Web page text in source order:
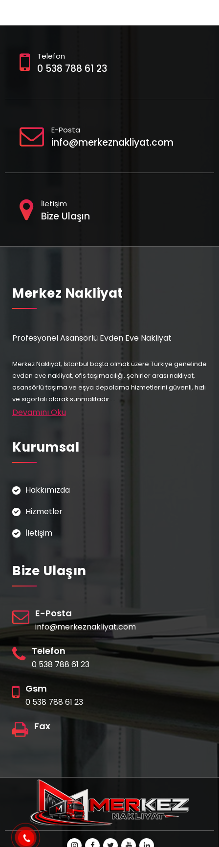
Telefon
0 538 788 61 23
E-Posta
info@merkeznakliyat.com
İletişim
Bize Ulaşın
Merkez Nakliyat
Profesyonel Asansörlü Evden Eve Nakliyat
Merkez Nakliyat, İstanbul başta olmak üzere Türkiye genelinde
evden eve nakliyat, ofis taşımacılığı, şehirler arası nakliyat,
asansörlü taşıma ve eşya depolama hizmetlerini güvenli, hızlı
ve sigortalı olarak sunmaktadır....
Devamını Oku
Kurumsal
Hakkımızda
Hizmetler
İletişim
Bize Ulaşın
E-Posta
info@merkeznakliyat.com
Telefon
0 538 788 61 23
Gsm
0 538 788 61 23
Fax